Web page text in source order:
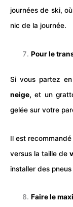
journées de ski,
nic de la journée.
Pour le
Si vous partez
neige, et un
gelée sur votre
Il est
versus la taille de
installer des
Faire le